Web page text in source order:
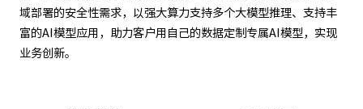
域部署的安全性需求，以强大算力支持多个大模型推理、支持丰
富的AI模型应用，助力客户用自己的数据定制专属AI模型，实现
业务创新。